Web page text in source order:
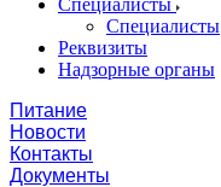
Специалисты
Специалисты
Реквизиты
Надзорные органы
Питание
Новости
Контакты
Документы